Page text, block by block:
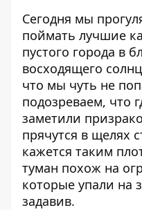
Сегодня мы
поймать лучшие
пустого города в
восходящего
что мы чуть не
подозреваем, что
заметили
прячутся в щелях
кажется таким
туман похож на
которые упали на
задавив.